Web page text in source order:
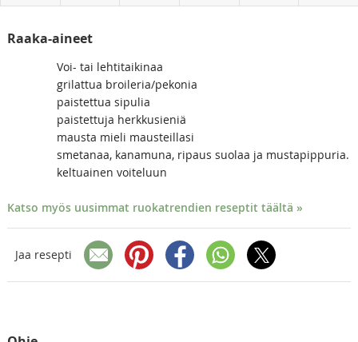
Raaka-aineet
Voi- tai lehtitaikinaa
grilattua broileria/pekonia
paistettua sipulia
paistettuja herkkusieniä
mausta mieli mausteillasi
smetanaa, kanamuna, ripaus suolaa ja mustapippuria.
keltuainen voiteluun
Katso myös uusimmat ruokatrendien reseptit täältä »
Jaa resepti